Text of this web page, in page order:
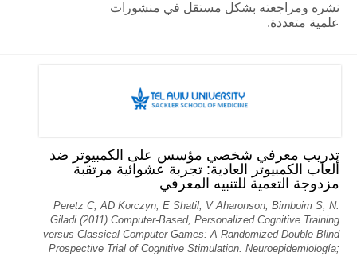
نشره ومراجعته بشكل مستقل في منشورات
علمية متعددة.
تدريب معرفي شخصي مؤسس على الكمبيوتر ضد
ألعاب الكمبيوتر العادية: تجربة عشوائية مرتقبة
مزدوجة التعمية للتنبيه المعرفي
Peretz C, AD Korczyn, E Shatil, V Aharonson, Birnboim S, N.
Giladi (2011) Computer-Based, Personalized Cognitive Training
versus Classical Computer Games: A Randomized Double-Blind
Prospective Trial of Cognitive Stimulation. Neuroepidemiología;